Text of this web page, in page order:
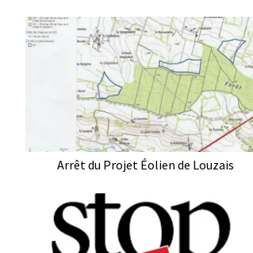
Arrêt du Projet Éolien de Louzais